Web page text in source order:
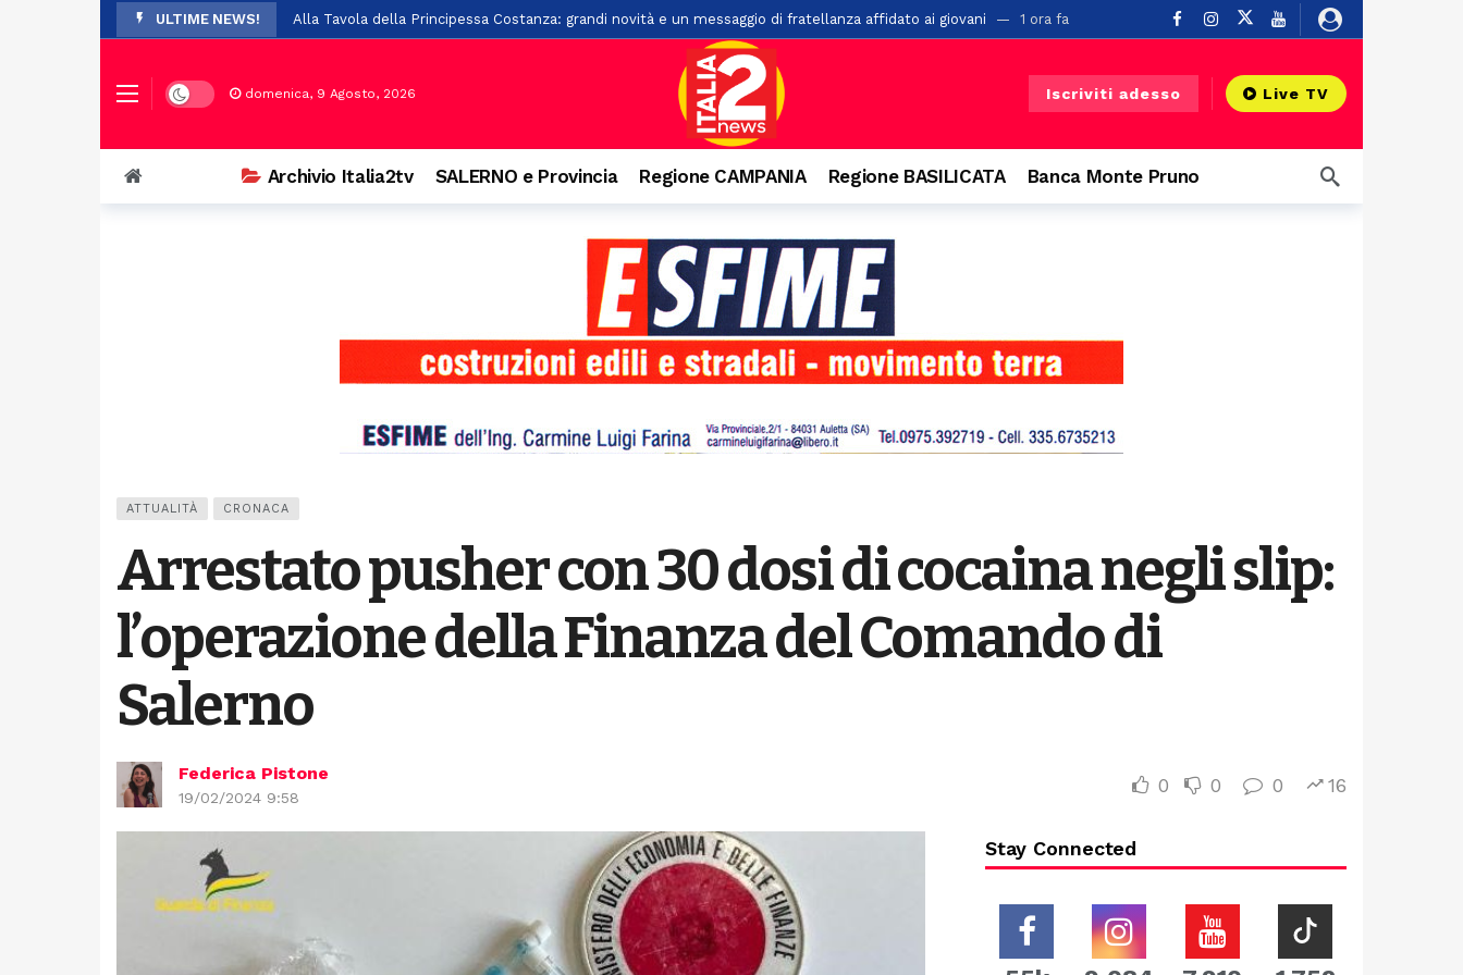
ULTIME NEWS! Alla Tavola della Principessa Costanza: grandi novità e un messaggio di fratellanza affidato ai giovani 1 ora fa
Paura per 19 boy scout dispersi sul Monte Cerreto: salvati 21 ore fa
A Stio la presentazione de “L’Idioma Perduto” di Mario Infante, sostenuta dalla Banca Monte Pruno
Violenze e richieste di denaro ai familiari. Arrestato un 31enne ad Agropoli 23 ore fa
Il Festival Mogol Battisti conquista Santa Maria di Castellabate: ecco tutti i vincitori
Firme digitali false per evitare il pagamento delle tasse: 9 indagati nel Vallo di Diano
Palazzo D’Aromando a Sant’Arsenio apre alla cultura: accordo con Kinesis per concerti, spettacoli e grandi eventi
Dark mode domenica, 9 Agosto, 2026 Iscriviti adesso Live TV
Archivio Italia2tv SALERNO e Provincia Regione CAMPANIA Regione BASILICATA Banca Monte Pruno
ATTUALITÀ CRONACA
Arrestato pusher con 30 dosi di cocaina negli slip:
l’operazione della Finanza del Comando di
Salerno
Federica Pistone
19/02/2024 9:58
0 0 0 16
Stay Connected